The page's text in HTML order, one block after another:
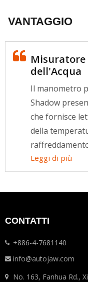
VANTAGGIO
dell'Acqua
Il manometro
Shadow
che fornisce
della
Leggi di più
CONTATTI
+886-4-7681140
info@autojaw.com
No. 163, Fanhua Rd.,